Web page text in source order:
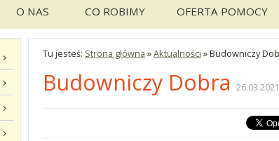
O NAS CO ROBIMY OFERTA POMOCY
Tu jesteś: Strona główna »Aktualności »Budowniczy
Budowniczy Dobra 26.03.2021